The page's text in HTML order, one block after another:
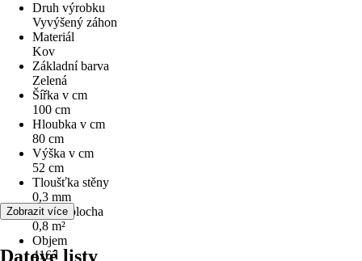
Druh výrobku
Vyvýšený záhon
Materiál
Kov
Základní barva
Zelená
Šířka v cm
100 cm
Hloubka v cm
80 cm
Výška v cm
52 cm
Tloušťka stěny
0,3 mm
Užitná plocha
0,8 m²
Objem
416 l
Zobrazit více
Datové listy